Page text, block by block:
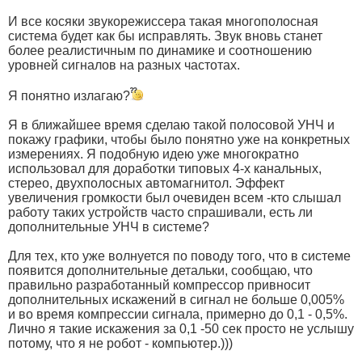
И все косяки звукорежиссера такая многополосная
система будет как бы исправлять. Звук вновь станет
более реалистичным по динамике и соотношению
уровней сигналов на разных частотах.
Я понятно излагаю?
Я в ближайшее время сделаю такой полосовой УНЧ и
покажу графики, чтобы было понятно уже на конкретных
измерениях. Я подобную идею уже многократно
использовал для доработки типовых 4-х канальных,
стерео, двухполосных автомагнитол. Эффект
увеличения громкости был очевиден всем -кто слышал
работу таких устройств часто спрашивали, есть ли
дополнительные УНЧ в системе?
Для тех, кто уже волнуется по поводу того, что в системе
появится дополнительные детальки, сообщаю, что
правильно разработанный компрессор привносит
дополнительных искажений в сигнал не больше 0,005%
и во время компрессии сигнала, примерно до 0,1 - 0,5%.
Лично я такие искажения за 0,1 -50 сек просто не услышу
потому, что я не робот - компьютер.)))